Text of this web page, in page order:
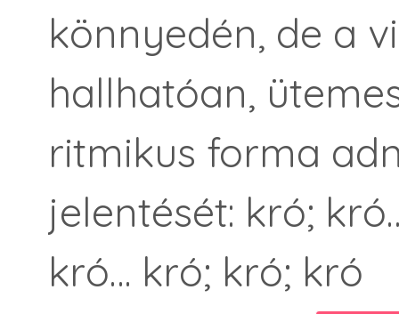
könnyedén, de a
hallhatóan,
ritmikus forma
jelentését: kró;
kró… kró; kró; kró